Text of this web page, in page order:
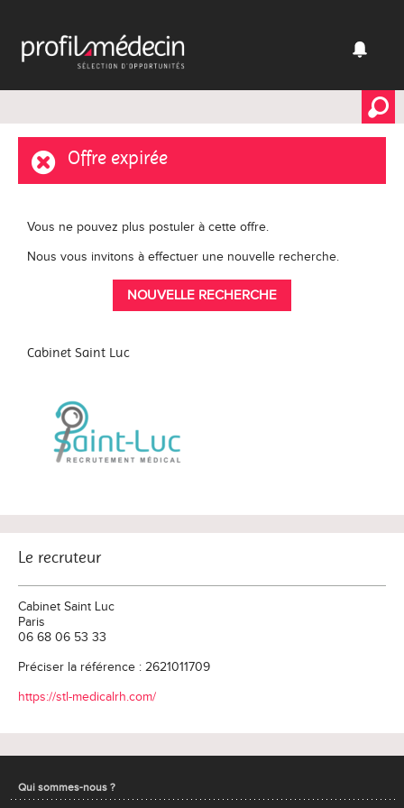
Offre expirée
Vous ne pouvez plus postuler à cette offre.
Nous vous invitons à effectuer une nouvelle recherche.
NOUVELLE RECHERCHE
Cabinet Saint Luc
Le recruteur
Cabinet Saint Luc
Paris
06 68 06 53 33
Préciser la référence : 2621011709
https://stl-medicalrh.com/
Qui sommes-nous ?